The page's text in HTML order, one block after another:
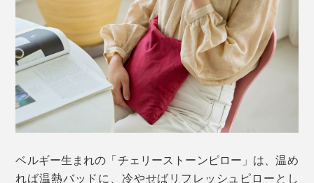
ベルギー生まれの「チェリーストーンピロー」は、温め
れば温熱バッドに、冷やせばリフレッシュピローとし